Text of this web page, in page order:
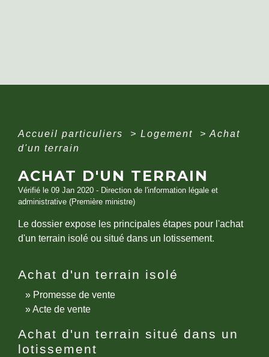
Accueil particuliers > Logement > Achat
d'un terrain
ACHAT D'UN TERRAIN
Vérifié le 09 Jan 2020 - Direction de l'information légale et
administrative (Première ministre)
Le dossier expose les principales étapes pour l'achat
d'un terrain isolé ou situé dans un lotissement.
Achat d'un terrain isolé
Promesse de vente
Acte de vente
Achat d'un terrain situé dans un
lotissement